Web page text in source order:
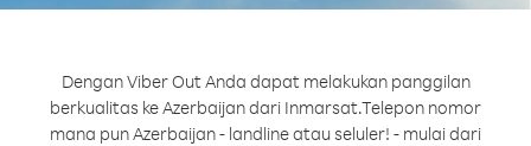
Dengan Viber Out Anda dapat melakukan panggilan
berkualitas ke Azerbaijan dari Inmarsat.Telepon nomor
mana pun Azerbaijan - landline atau seluler! - mulai dari